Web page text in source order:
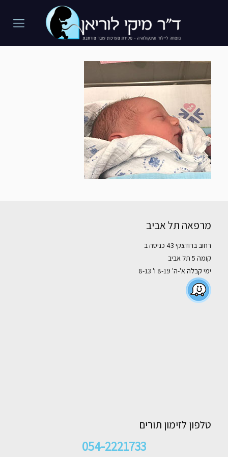
מרפאה תל אביב
רחוב ברודצקי 43 כניסה ב
קומה 5 תל אביב
ימי קבלה א'-ה' 8-19 ו' 8-13
טלפון לזימון תורים
054-2221733